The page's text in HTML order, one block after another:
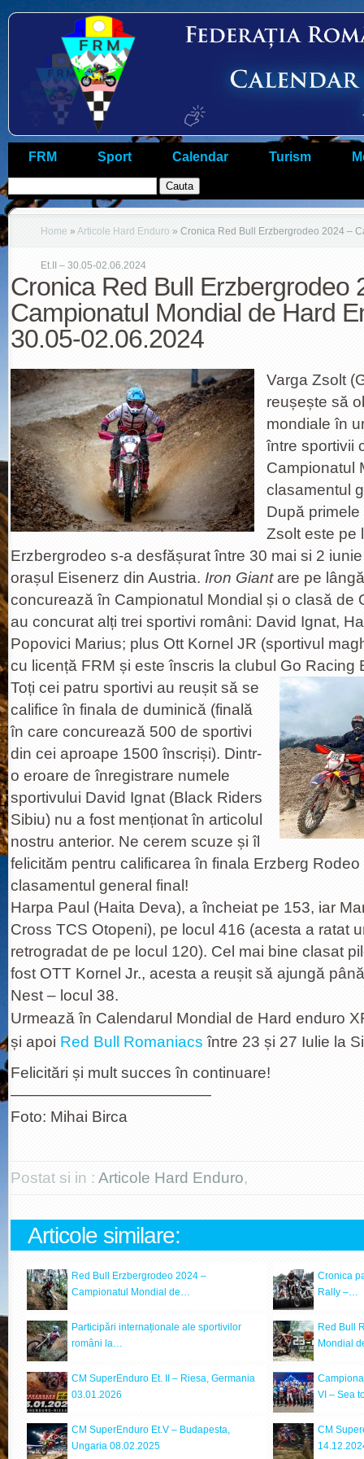
FRM Sport Calendar Turism
Home » Articole Hard Enduro » Cronica Red Bull Erzbergrodeo 2024 –
Et.II – 30.05-02.06.2024
Cronica Red Bull Erzbergrodeo
Campionatul Mondial de Hard
30.05-02.06.2024
Varga Zsolt
reușește să
mondiale în
între sportivii
Campionatul
clasamentul
După
Zsolt este pe
Erzbergrodeo s-a desfășurat între 30 mai si 2
orașul Eisenerz din Austria. Iron Giantare pe
concurează în Campionatul Mondial și o clasă de
au concurat alți trei sportivi români: David Ignat,
Popovici Marius; plus Ott Kornel JR (sportivul
cu licență FRM și este înscris la clubul Go Racing
Toți cei patru sportivi au reușit să se
califice în finala de duminică (finală
în care concurează 500 de sportivi
din cei aproape 1500 înscriși). Dintr-
o eroare de înregistrare numele
sportivului David Ignat (Black Riders
Sibiu) nu a fost menționat în articolul
nostru anterior. Ne cerem scuze și îl
felicităm pentru calificarea în finala Erzberg
clasamentul general final!
Harpa Paul (Haita Deva), a încheiat pe 153, iar
Cross TCS Otopeni), pe locul 416 (acesta a ratat
retrogradat de pe locul 120). Cel mai bine clasat
fost OTT Kornel Jr., acesta a reușit să ajungă
Nest – locul 38.
Urmează în Calendarul Mondial de Hard enduro
și apoi Red Bull Romaniacs între 23 și 27 Iulie la
Felicitări și mult succes în continuare!
—————————————
Foto: Mihai Birca
Postat si in : Articole Hard Enduro,
Articole similare:
Red Bull Erzbergrodeo 2024 –
Campionatul Mondial de…
Cronica
Rally –…
Participări internaționale ale sportivilor
români la…
Red Bull
Mondial
CM SuperEnduro Et. II – Riesa, Germania
03.01.2026
VI – Sea
CM SuperEnduro Et.V – Budapesta,
Ungaria 08.02.2025
CM